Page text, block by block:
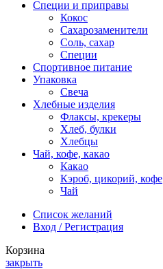
Специи и приправы
Кокос
Сахарозаменители
Соль, сахар
Специи
Спортивное питание
Упаковка
Свеча
Хлебные изделия
Флаксы, крекеры
Хлеб, булки
Хлебцы
Чай, кофе, какао
Какао
Кэроб, цикорий, кофе
Чай
Список желаний
Вход / Регистрация
Корзина
закрыть